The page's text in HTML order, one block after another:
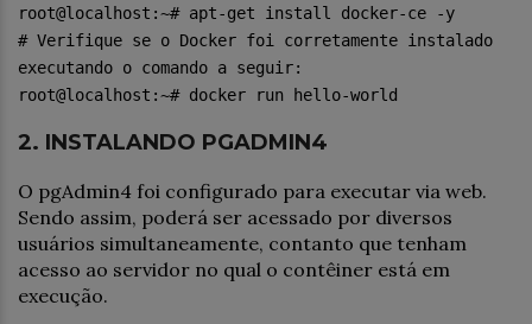
root@localhost:~# apt-get install docker-ce -y
# Verifique se o Docker foi corretamente instalado
executando o comando a seguir:
root@localhost:~# docker run hello-world
2. INSTALANDO PGADMIN4
O pgAdmin4 foi configurado para executar via web.
Sendo assim, poderá ser acessado por diversos
usuários simultaneamente, contanto que tenham
acesso ao servidor no qual o contêiner está em
execução.